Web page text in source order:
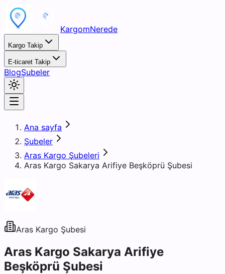
KargomNerede
Kargo Takip
E-ticaret Takip
BlogŞubeler
Ana sayfa
Şubeler
Aras Kargo Şubeleri
Aras Kargo Sakarya Arifiye Beşköprü Şubesi
Aras Kargo Şubesi
Aras Kargo Sakarya Arifiye
Beşköprü Şubesi